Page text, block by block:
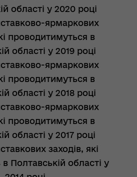
області у 2020 році
ярмаркових
проводитимуться в
області у 2019 році
ярмаркових
проводитимуться в
області у 2018 році
ярмаркових
проводитимуться в
області у 2017 році
заходів, які
Полтавській області у